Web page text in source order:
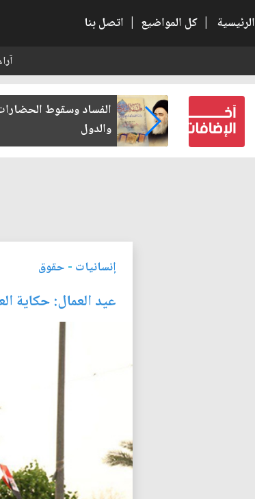
الرئيسية | كل المواضيع | اتصل بنا
كتب لنفسه
الفساد وسقوط الحضارات
والدول
إنسانيات - حقوق
عيد العمال: حكاية